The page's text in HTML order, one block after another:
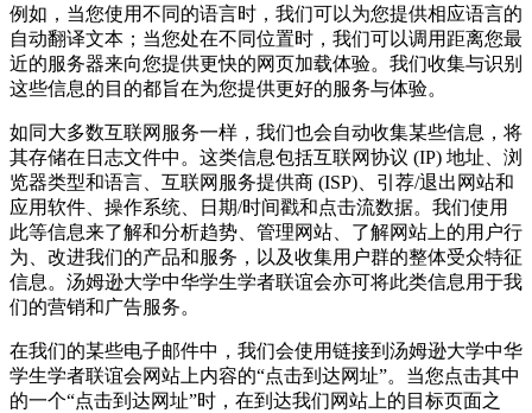
例如，当您使用不同的语言时，我们可以为您提供相应语言的
自动翻译文本；当您处在不同位置时，我们可以调用距离您最
近的服务器来向您提供更快的网页加载体验。我们收集与识别
这些信息的目的都旨在为您提供更好的服务与体验。
如同大多数互联网服务一样，我们也会自动收集某些信息，将
其存储在日志文件中。这类信息包括互联网协议 (IP) 地址、浏
览器类型和语言、互联网服务提供商 (ISP)、引荐/退出网站和
应用软件、操作系统、日期/时间戳和点击流数据。我们使用
此等信息来了解和分析趋势、管理网站、了解网站上的用户行
为、改进我们的产品和服务，以及收集用户群的整体受众特征
信息。汤姆逊大学中华学生学者联谊会亦可将此类信息用于我
们的营销和广告服务。
在我们的某些电子邮件中，我们会使用链接到汤姆逊大学中华
学生学者联谊会网站上内容的“点击到达网址”。当您点击其中
的一个“点击到达网址”时，在到达我们网站上的目标页面之